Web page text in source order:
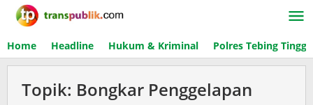
Lewati
Home Headline Hukum & Kriminal Polres Tebing Tinggi
Topik: Bongkar Penggelapan